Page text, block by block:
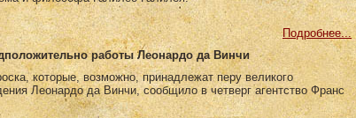
Подробнее...
работы Леонардо да Винчи
которые, возможно, принадлежат перу великого
Леонардо да Винчи, сообщило в четверг агентство Франс